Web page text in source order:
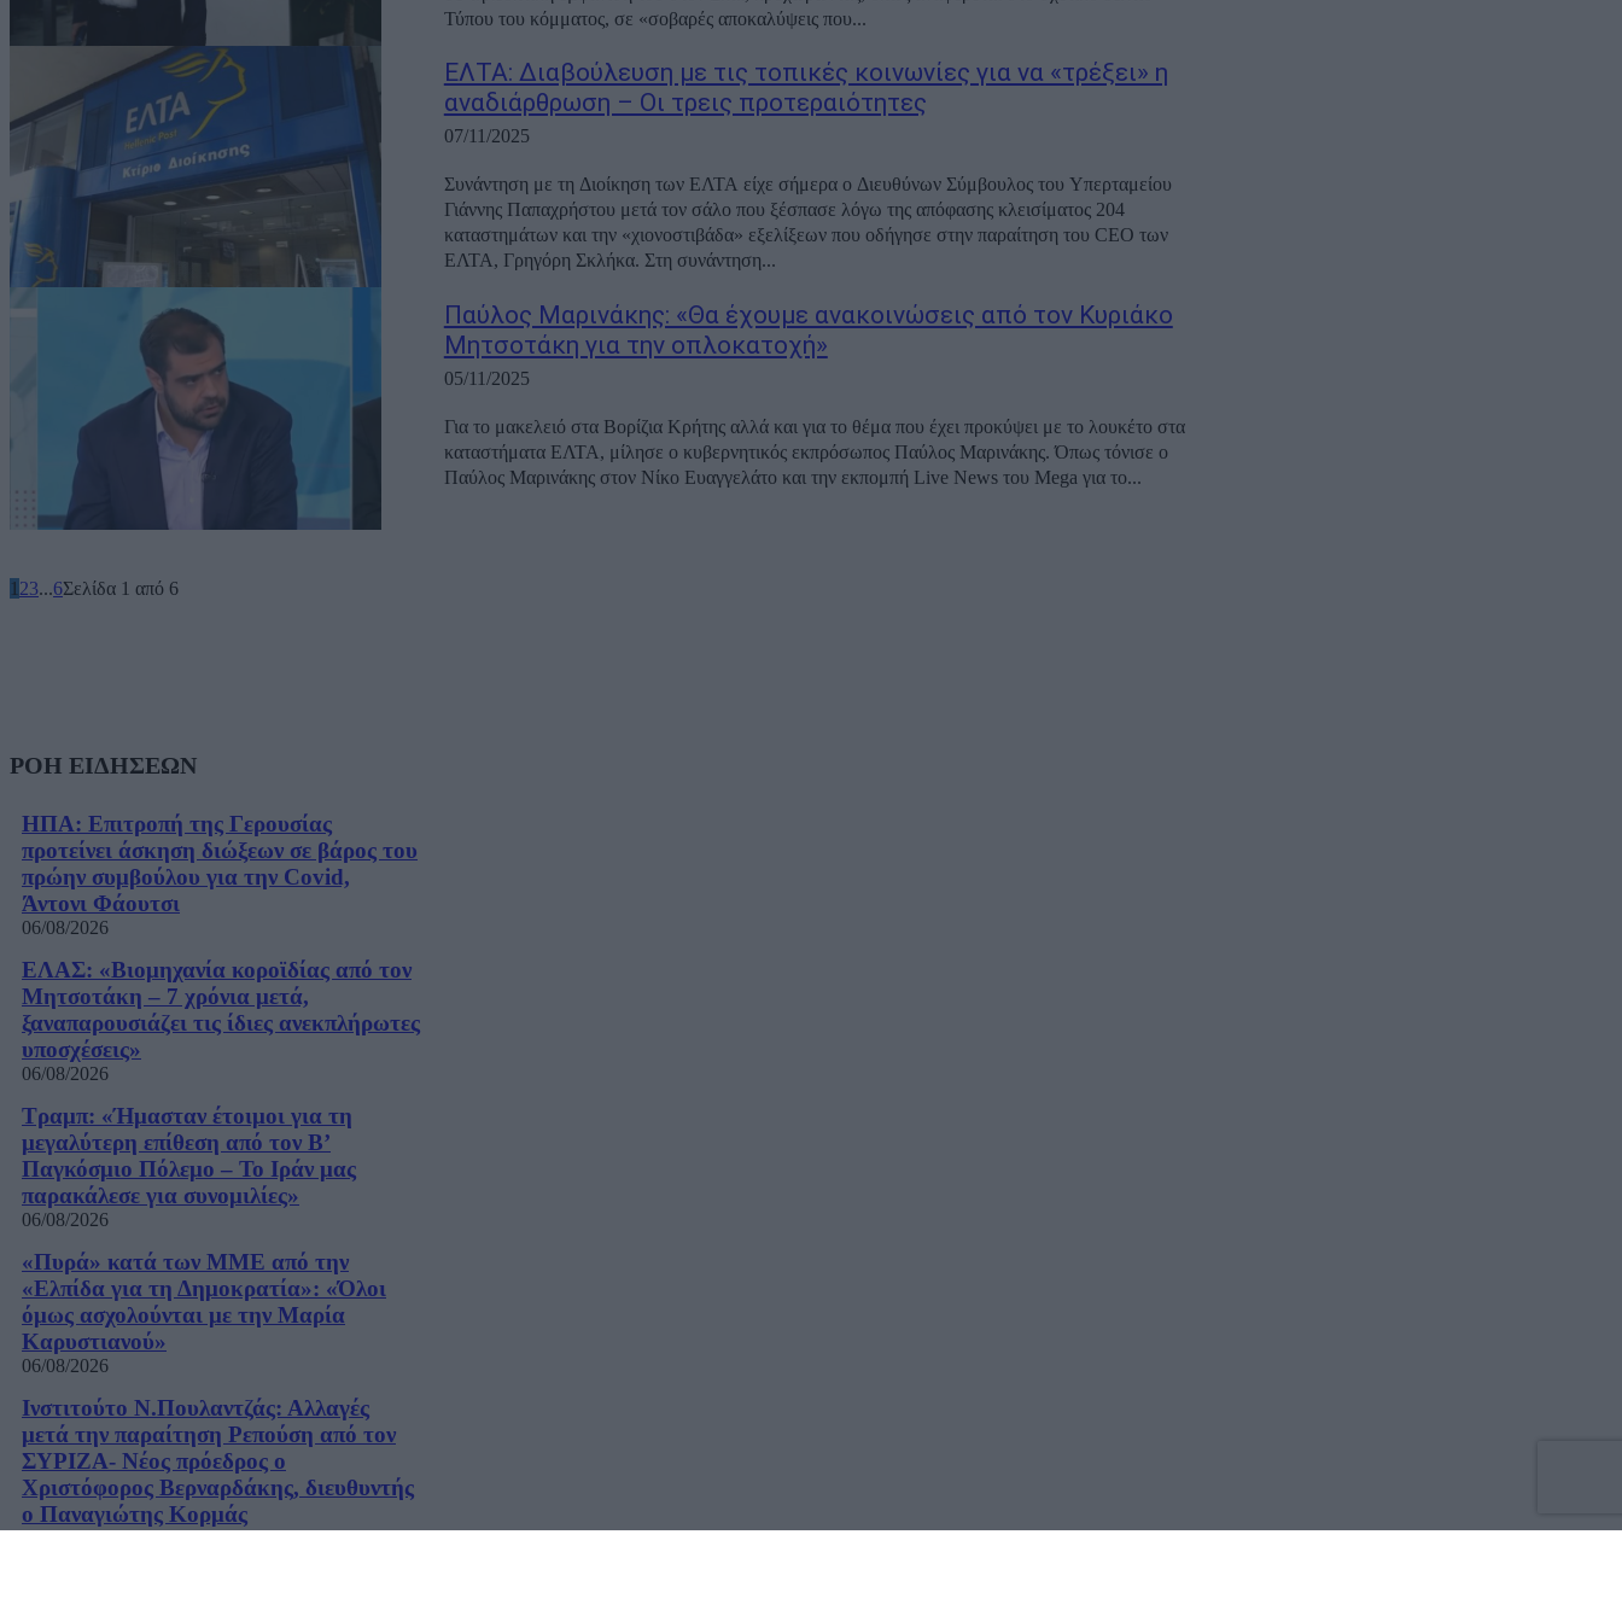
Τύπου του κόμματος, σε «σοβαρές αποκαλύψεις που...
ΕΛΤΑ: Διαβούλευση με τις τοπικές κοινωνίες για να «τρέξει» η
αναδιάρθρωση – Οι τρεις προτεραιότητες
07/11/2025
Συνάντηση με τη Διοίκηση των ΕΛΤΑ είχε σήμερα ο Διευθύνων Σύμβουλος του Υπερταμείου
Γιάννης Παπαχρήστου μετά τον σάλο που ξέσπασε λόγω της απόφασης κλεισίματος 204
καταστημάτων και την «χιονοστιβάδα» εξελίξεων που οδήγησε στην παραίτηση του CEO των
ΕΛΤΑ, Γρηγόρη Σκλήκα. Στη συνάντηση...
Παύλος Μαρινάκης: «Θα έχουμε ανακοινώσεις από τον Κυριάκο
Μητσοτάκη για την οπλοκατοχή»
05/11/2025
Για το μακελειό στα Βορίζια Κρήτης αλλά και για το θέμα που έχει προκύψει με το λουκέτο στα
καταστήματα ΕΛΤΑ, μίλησε ο κυβερνητικός εκπρόσωπος Παύλος Μαρινάκης. Όπως τόνισε ο
Παύλος Μαρινάκης στον Νίκο Ευαγγελάτο και την εκπομπή Live News του Mega για το...
1 23...6Σελίδα 1 από 6
ΡΟΗ ΕΙΔΗΣΕΩΝ
ΗΠΑ: Επιτροπή της Γερουσίας
προτείνει άσκηση διώξεων σε βάρος του
πρώην συμβούλου για την Covid,
Άντονι Φάουτσι
06/08/2026
ΕΛΑΣ: «Βιομηχανία κοροϊδίας από τον
Μητσοτάκη – 7 χρόνια μετά,
ξαναπαρουσιάζει τις ίδιες ανεκπλήρωτες
υποσχέσεις»
06/08/2026
Τραμπ: «Ήμασταν έτοιμοι για τη
μεγαλύτερη επίθεση από τον Β’
Παγκόσμιο Πόλεμο – Το Ιράν μας
παρακάλεσε για συνομιλίες»
06/08/2026
«Πυρά» κατά των ΜΜΕ από την
«Ελπίδα για τη Δημοκρατία»: «Όλοι
όμως ασχολούνται με την Μαρία
Καρυστιανού»
06/08/2026
Ινστιτούτο Ν.Πουλαντζάς: Αλλαγές
μετά την παραίτηση Ρεπούση από τον
ΣΥΡΙΖΑ- Νέος πρόεδρος ο
Χριστόφορος Βερναρδάκης, διευθυντής
ο Παναγιώτης Κορμάς